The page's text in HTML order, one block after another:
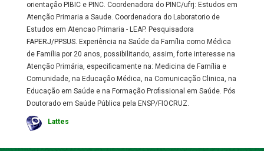
orientação PIBIC e PINC. Coordenadora do PINC/ufrj: Estudos em
Atenção Primaria a Saude. Coordenadora do Laboratorio de
Estudos em Atencao Primaria - LEAP. Pesquisadora
FAPERJ/PPSUS. Experiência na Saúde da Família como Médica
de Família por 20 anos, possibilitando, assim, forte interesse na
Atenção Primária, especificamente na: Medicina de Família e
Comunidade, na Educação Médica, na Comunicação Clinica, na
Educação em Saúde e na Formação Profissional em Saúde. Pós
Doutorado em Saúde Pública pela ENSP/FIOCRUZ.
Lattes